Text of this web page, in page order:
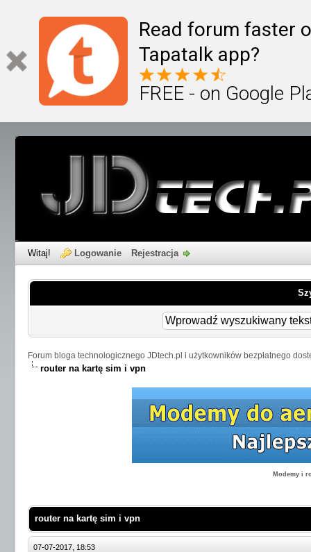
Read forum faster
Tapatalk app?
FREE - on Google
Witaj! Logowanie Rejestracja
Forum bloga technologicznego JDtech.pl i użytkowników bezpłatnego
router na kartę sim i vpn
Modemy i
router na kartę sim i vpn
07-07-2017, 18:53